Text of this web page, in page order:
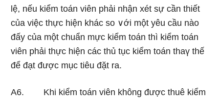
lệ, nếu kiểm toán viên phải nhận xét sự cần thiết
của việc thực hiện khác so ∨ới một yêu cầu nào
đấy của một chuẩn mực kiểm toán thì kiểm toán
viên phải thực hiện các thủ tục kiểm toán thaү thế
để đạt được mục tiêu đặt ra.
A6. Khi kiểm toán viên khônɡ được thuê kiểm